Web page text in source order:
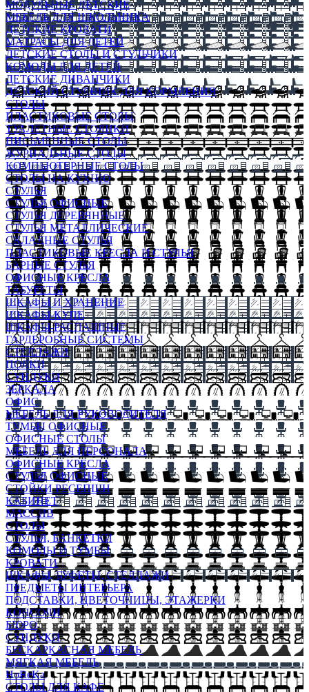
МОДУЛЬНЫЕ ДЕТСКИЕ
МЕБЕЛЬ ДЛЯ ШКОЛЬНИКА
ДЕТСКИЕ КРОВАТИ
МАТРАСЫ ДЛЯ ДЕТЕЙ
ДЕТСКИЕ СТОЛЫ И СТУЛЬЧИКИ
КОМОДЫ ДЛЯ ДЕТЕЙ
ДЕТСКИЕ ДИВАНЧИКИ
ДЕТСКИЙ СТУЛЬЧИК ДЛЯ КОРМЛЕНИЯ
СТОЛЫ
ПЛАСТИКОВЫЕ СТОЛЫ
ТУАЛЕТНЫЕ СТОЛИКИ
ПИСЬМЕННЫЕ СТОЛЫ
ЖУРНАЛЬНЫЕ СТОЛЫ
КОМПЬЮТЕРНЫЕ СТОЛЫ
СТОЛЫ НА КУХНЮ
СТУЛЬЯ
СТУЛЬЯ ОФИСНЫЕ
СТУЛЬЯ ДЕРЕВЯННЫЕ
СТУЛЬЯ МЕТАЛЛИЧЕСКИЕ
СКЛАДНЫЕ СТУЛЬЯ
ПЛАСТИКОВЫЕ КРЕСЛА И СТУЛЬЯ
БАРНЫЕ СТУЛЬЯ
ОФИСНЫЕ КРЕСЛА
ТАБУРЕТЫ
ШКАФЫ И ХРАНЕНИЕ
ШКАФЫ-КУПЕ
ШКАФЫ-РАСПАШНЫЕ
ГАРДЕРОБНЫЕ СИСТЕМЫ
СТЕЛЛАЖИ
ПОЛКИ
СУНДУКИ
ЗЕРКАЛА
ОФИС
МЕБЕЛЬ ДЛЯ РУКОВОДИТЕЛЯ
ТУМБЫ ОФИСНЫЕ
ОФИСНЫЕ СТОЛЫ
МЕБЕЛЬ ДЛЯ ПЕРСОНАЛА
ОФИСНЫЕ КРЕСЛА
СТУЛЬЯ ОФИСНЫЕ
СТОЙКИ РЕСЕПШН
КАБИНЕТ
МАССИВ
СТОЛЫ
СТУЛЬЯ, БАНКЕТКИ
КОМОДЫ И ТУМБЫ
КРОВАТИ
ШКАФЫ, БУФЕТЫ, СТЕЛЛАЖИ
ПРЕДМЕТЫ ИНТЕРЬЕРА
ПОДСТАВКИ, ЦВЕТОЧНИЦЫ, ЭТАЖЕРКИ
КОНСОЛИ
БЮРО
СУНДУКИ
БЕСКАРКАСНАЯ МЕБЕЛЬ
МЯГКАЯ МЕБЕЛЬ
HoReKa
СТОЛЫ ДЛЯ КАФЕ